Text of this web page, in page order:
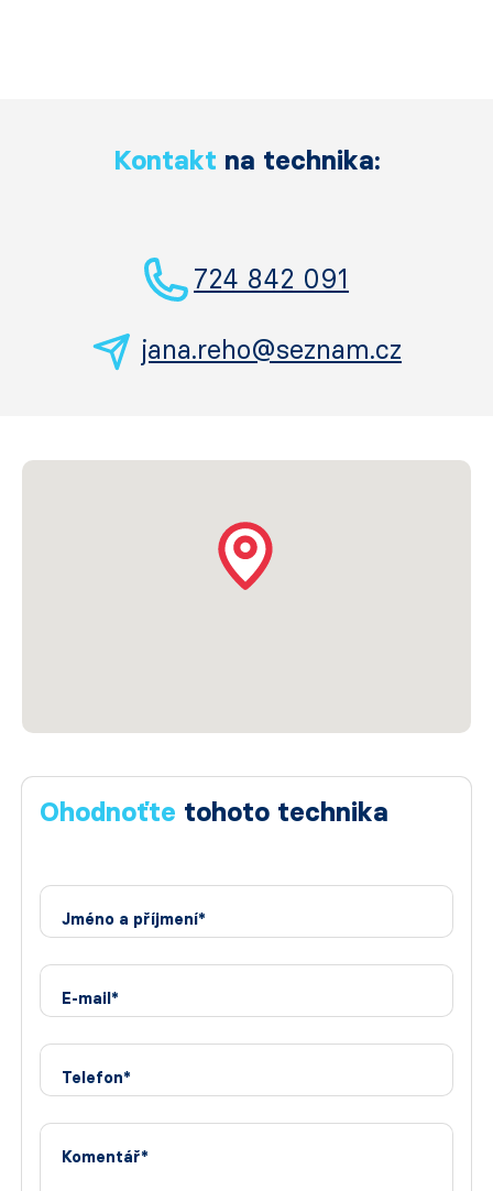
Kontakt na technika:
724 842 091
jana.reho@seznam.cz
Ohodnoťte tohoto technika
Jméno a příjmení*
E-mail*
Telefon*
Komentář*